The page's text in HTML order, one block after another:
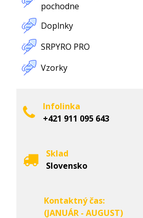
pochodne
Doplnky
SRPYRO PRO
Vzorky
Infolinka
+421 911 095 643
Sklad
Slovensko
Kontaktný čas:
(JANUÁR - AUGUST)